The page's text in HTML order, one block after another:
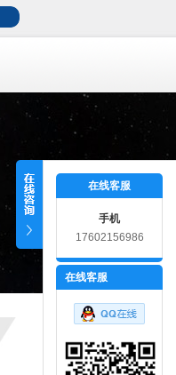
在线客服
手机
17602156986
在线客服